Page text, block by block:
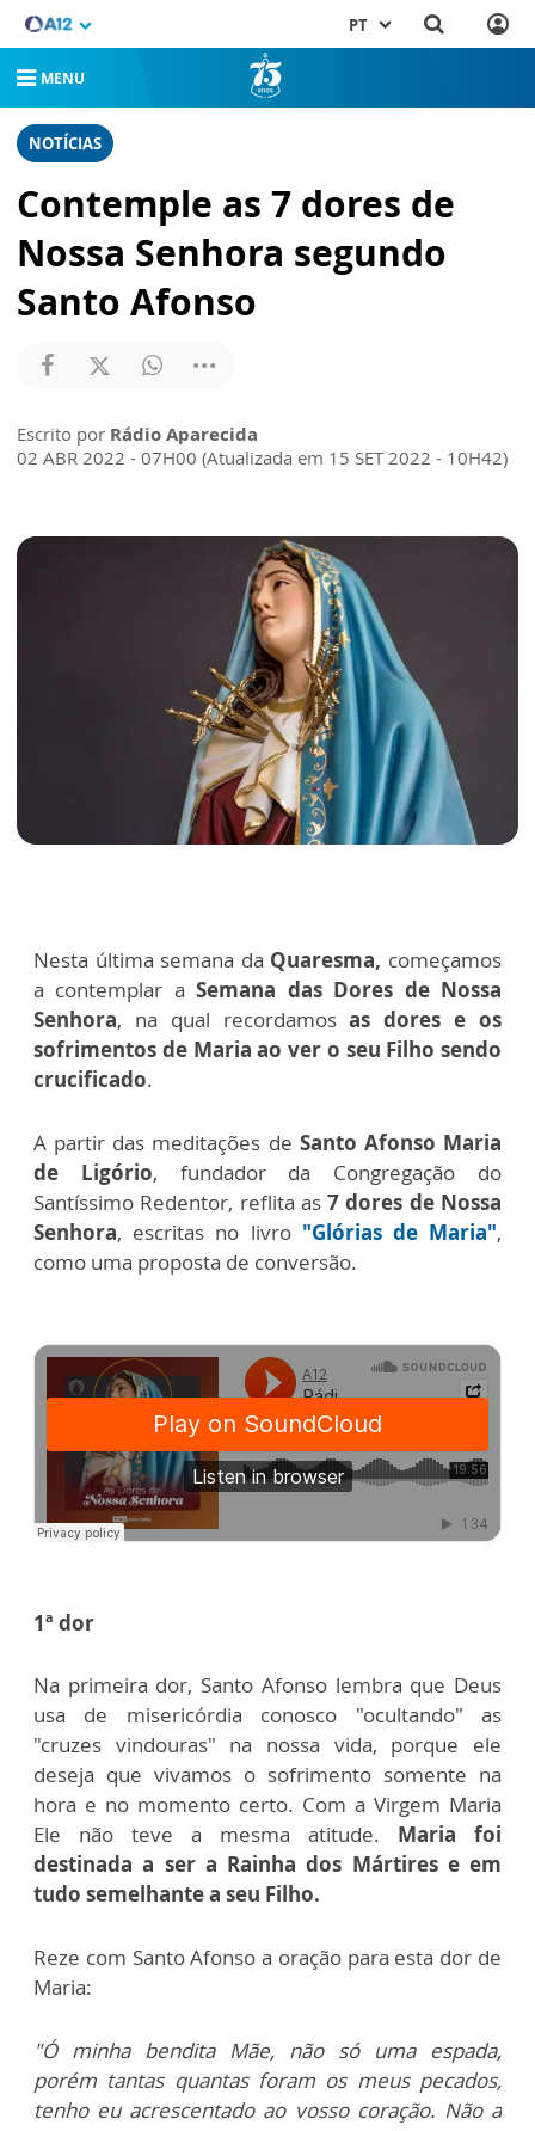
PT
MENU
NOTÍCIAS
Contemple as 7 dores de
Nossa Senhora segundo
Santo Afonso
Escrito por Rádio Aparecida
02 ABR 2022 - 07H00 (Atualizada em 15 SET 2022 - 10H42)
Nesta última semana da Quaresma, começamos
a contemplar aSemana das Dores de Nossa
Senhora, na qual recordamosas dores e os
sofrimentos de Maria ao ver o seu Filho sendo
crucificado.
A partir das meditações de Santo Afonso Maria
de Ligório, fundador da Congregação do
Santíssimo Redentor, reflita as7 dores de Nossa
Senhora, escritas no livro "Glórias de Maria",
como uma proposta de conversão.
1ª dor
Na primeira dor, Santo Afonso lembra que Deus
usa de misericórdia conosco "ocultando" as
"cruzes vindouras" na nossa vida, porque ele
deseja que vivamos o sofrimento somente na
hora e no momento certo. Com a Virgem Maria
Ele não teve a mesma atitude. Maria foi
destinada a ser a Rainha dos Mártires e em
tudo semelhante a seu Filho.
Reze com Santo Afonso a oração para esta dor de
Maria:
"Ó minha bendita Mãe, não só uma espada,
porém tantas quantas foram os meus pecados,
tenho eu acrescentado ao vosso coração. Não a